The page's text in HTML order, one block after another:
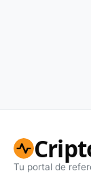
Tu portal de